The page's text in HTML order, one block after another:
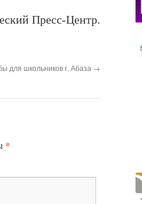
Пресс-Центр.
для школьников г. Абаза →
*